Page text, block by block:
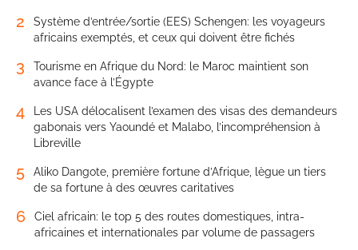
2
Système d’entrée/sortie (EES) Schengen: les voyageurs
africains exemptés, et ceux qui doivent être fichés
3
Tourisme en Afrique du Nord: le Maroc maintient son
avance face à l’Égypte
4
Les USA délocalisent l’examen des visas des demandeurs
gabonais vers Yaoundé et Malabo, l’incompréhension à
Libreville
5
Aliko Dangote, première fortune d’Afrique, lègue un tiers
de sa fortune à des œuvres caritatives
6
Ciel africain: le top 5 des routes domestiques, intra-
africaines et internationales par volume de passagers